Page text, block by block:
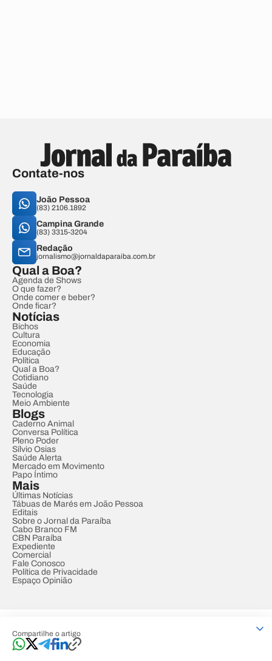
Compartilhe o artigo
Contate-nos
João Pessoa
(83) 2106.1892
Campina Grande
(83) 3315-3204
Redação
jornalismo@jornaldaparaiba.com.br
Qual a Boa?
Agenda de Shows
O que fazer?
Onde comer e beber?
Onde ficar?
Notícias
Bichos
Cultura
Economia
Educação
Política
Qual a Boa?
Cotidiano
Saúde
Tecnologia
Meio Ambiente
Blogs
Caderno Animal
Conversa Política
Pleno Poder
Sílvio Osias
Saúde Alerta
Mercado em Movimento
Papo Íntimo
Mais
Últimas Notícias
Tábuas de Marés em João Pessoa
Editais
Sobre o Jornal da Paraíba
Cabo Branco FM
CBN Paraíba
Expediente
Comercial
Fale Conosco
Política de Privacidade
Espaço Opinião
Developed by Designed by